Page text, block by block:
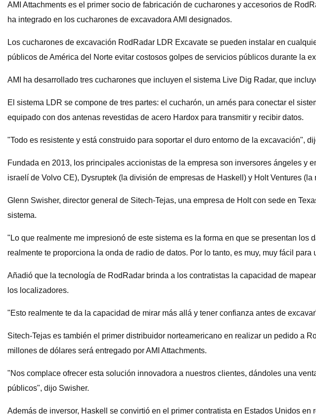
AMI Attachments es el primer socio de fabricación de cucharones y accesorios de
ha integrado en los cucharones de excavadora AMI designados.
Los cucharones de excavación RodRadar LDR Excavate se pueden instalar en
públicos de América del Norte evitar costosos golpes de servicios públicos durante la
AMI ha desarrollado tres cucharones que incluyen el sistema Live Dig Radar, que
El sistema LDR se compone de tres partes: el cucharón, un arnés para conectar el
equipado con dos antenas revestidas de acero Hardox para transmitir y recibir datos.
"Todo es resistente y está construido para soportar el duro entorno de la excavación",
Fundada en 2013, los principales accionistas de la empresa son inversores ángeles y
israelí de Volvo CE), Dysruptek (la división de empresas de Haskell) y Holt Ventures (la
Glenn Swisher, director general de Sitech-Tejas, una empresa de Holt con sede en
sistema.
"Lo que realmente me impresionó de este sistema es la forma en que se presentan
realmente te proporciona la onda de radio de datos. Por lo tanto, es muy, muy fácil para
Añadió que la tecnología de RodRadar brinda a los contratistas la capacidad de
los localizadores.
"Esto realmente te da la capacidad de mirar más allá y tener confianza antes de
Sitech-Tejas es también el primer distribuidor norteamericano en realizar un pedido a
millones de dólares será entregado por AMI Attachments.
"Nos complace ofrecer esta solución innovadora a nuestros clientes, dándoles una
públicos", dijo Swisher.
Además de inversor, Haskell se convirtió en el primer contratista en Estados Unidos